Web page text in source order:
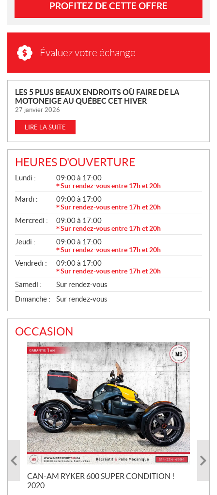
PROFITEZ DE CETTE OFFRE
Évaluez votre échange
N
O
U
E
L
L
E
S
LES 5 PLUS BEAUX ENDROITS OÙ FAIRE DE LA
MOTONEIGE AU QUÉBEC CET HIVER
27 janvier 2026
LIRE LA SUITE
HEURES D'OUVERTURE
G
N
É
A
L
Lundi : 09:00 à 17:00
Sur rendez-vous entre 17h et 20h
Mardi : 09:00 à 17:00
Sur rendez-vous entre 17h et 20h
Mercredi : 09:00 à 17:00
Sur rendez-vous entre 17h et 20h
Jeudi : 09:00 à 17:00
Sur rendez-vous entre 17h et 20h
Vendredi : 09:00 à 17:00
Sur rendez-vous entre 17h et 20h
Samedi :
Sur rendez-vous
Dimanche :
Sur rendez-vous
OCCASION
CAN-AM RYKER 600 SUPER CONDITION !
2020